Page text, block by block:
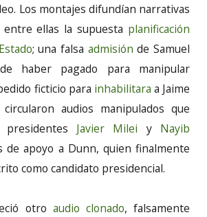
Los montajes difundían narrativas
ellas la supuesta planificación
; una falsa admisión de Samuel
haber pagado para manipular
ficticio para inhabilitara a Jaime
audios manipulados que
Javier Milei y Nayib
de apoyo a Dunn, quien finalmente
como candidato presidencial.
otro audio clonado, falsamente